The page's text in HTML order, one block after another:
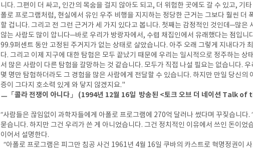
니다. 그편이 더 싸고, 인간의 목숨을 걸지 않아도 되고, 더 위험한 곳에도 갈 수 있고, 기
폴로 프로그램처럼, 현실에서 유인 우주 비행을 지지하는 정당한 근거는 그보다 훨씬 더
할 겁니다. 그리고 전 그런 근거가 세 가지 있다고 봅니다. 첫째는 감정적인 것인데─많은
않는 사람도 많이 압니다─바로 우리가 방랑자에서, 수렵 채집인에서 유래했다는 점입니
99.9퍼센트 동안 고정된 주거지가 없는 상태로 살았습니다. 아주 오래 그렇게 지내다가
다. 그리고 이제 지구에 대한 탐험은 모두 끝났기 때문에 우리는 일시적으로 정주하는 상
서 많은 사람이 다른 탐험을 갈망하는 것 같습니다. 모두가 직접 나설 필요는 없습니다.
몇 명만 탐험하더라도 그 경험을 많은 사람에게 전달할 수 있습니다. 하지만 만일 당신의
증이 그다지 호소력 있게 와 닿지 않겠지요."
ㅡ「콜라 전쟁이 아니다」 (1994년 12월 16일 방송된 <토크 오브 더 네이션 Talk
“사람들은 끊임없이 과학자들에게 아폴로 프로그램에 270억 달러나 썼다며 꾸짖습니다.
묻습니다. 하지만 그건 우리가 쓴 게 아니었습니다. 그건 정치적인 이유에서 쓰인 돈이었
이어서 설명한다.
“아폴로 프로그램은 피그만 침공 사건 1961년 4월 16일 쿠바의 카스트로 혁명정권이